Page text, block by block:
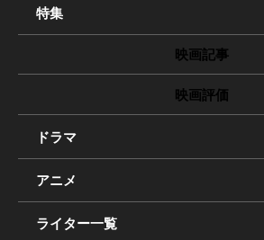
特集
映画記事
映画評価
ドラマ
アニメ
ライター一覧